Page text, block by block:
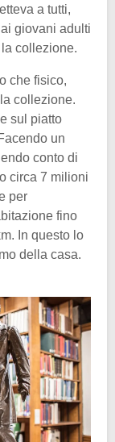
a tutti,
giovani adulti
collezione.
che fisico,
collezione.
sul piatto
un
conto di
circa 7 milioni
per
fino
In questo lo
della casa.